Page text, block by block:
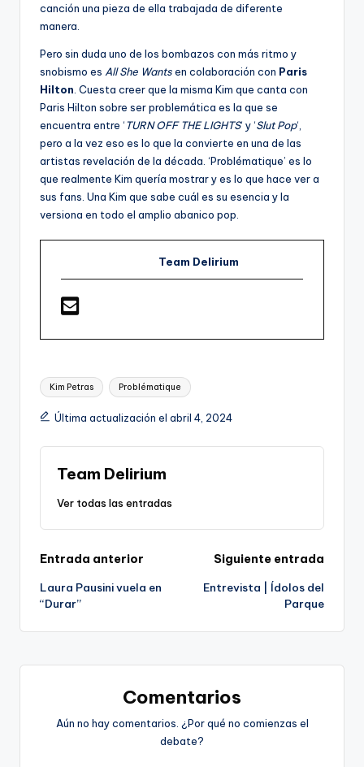
canción una pieza de ella trabajada de diferente
manera.
Pero sin duda uno de los bombazos con más ritmo y
snobismo es All She Wantsen colaboración con Paris
Hilton . Cuesta creer que la misma Kim que canta con
Paris Hilton sobre ser problemática es la que se
encuentra entre ‘TURN OFF THE LIGHTS‘ y ‘Slut Pop‘,
pero a la vez eso es lo que la convierte en una de las
artistas revelación de la década. ‘Problématique’ es lo
que realmente Kim quería mostrar y es lo que hace ver a
sus fans. Una Kim que sabe cuál es su esencia y la
versiona en todo el amplio abanico pop.
Team Delirium
Etiquetas:
Kim Petras Problématique
Última actualización el abril 4, 2024
Team Delirium
Ver todas las entradas
Navegación
de
entradas
Entrada anterior
Laura Pausini vuela en
“Durar”
Siguiente entrada
Entrevista | Ídolos del
Parque
Comentarios
Aún no hay comentarios. ¿Por qué no comienzas el
debate?